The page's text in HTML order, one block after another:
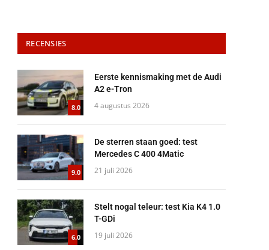
RECENSIES
8.0
Eerste kennismaking met de Audi
A2 e-Tron
4 augustus 2026
9.0
De sterren staan goed: test
Mercedes C 400 4Matic
21 juli 2026
6.0
Stelt nogal teleur: test Kia K4 1.0
T-GDi
19 juli 2026